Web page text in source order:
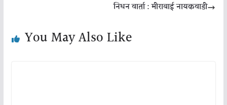
निधन वार्ता : मीराबाई नायकवाडी
You May Also Like